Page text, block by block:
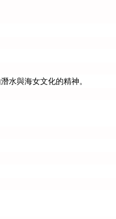
水與海女文化的精神。